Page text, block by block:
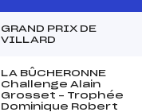
GRAND PRIX DE
VILLARD
LA BÛCHERONNE
Challenge Alain
Grosset – Trophée
Dominique Robert